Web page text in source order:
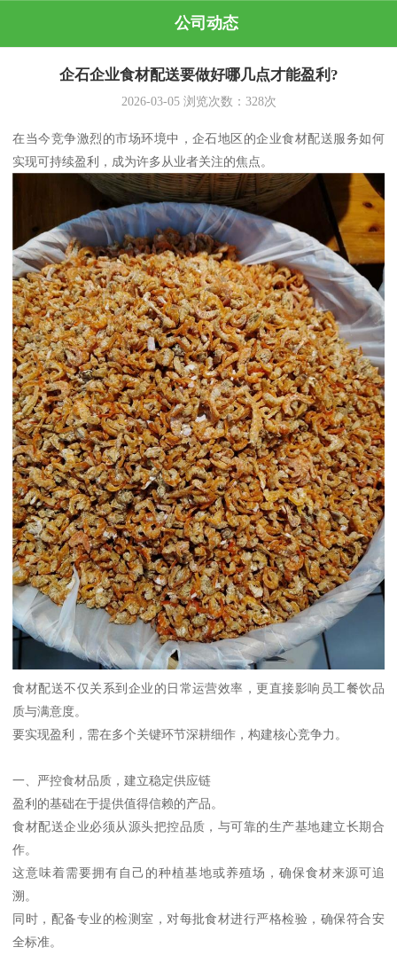
公司动态
企石企业食材配送要做好哪几点才能盈利?
2026-03-05浏览次数： 328次
在当今竞争激烈的市场环境中，企石地区的企业食材配送服务如何
实现可持续盈利，成为许多从业者关注的焦点。
食材配送不仅关系到企业的日常运营效率，更直接影响员工餐饮品
质与满意度。
要实现盈利，需在多个关键环节深耕细作，构建核心竞争力。
一、严控食材品质，建立稳定供应链
盈利的基础在于提供值得信赖的产品。
食材配送企业必须从源头把控品质，与可靠的生产基地建立长期合
作。
这意味着需要拥有自己的种植基地或养殖场，确保食材来源可追
溯。
同时，配备专业的检测室，对每批食材进行严格检验，确保符合安
全标准。